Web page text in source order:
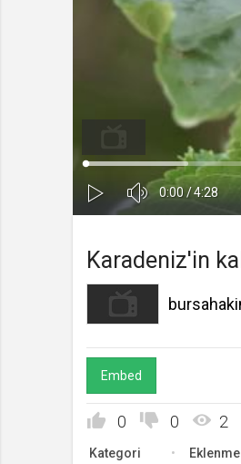
Oynat
Kapa
Süre
0:00/Toplam
4:28
Yüklendi:
Yükleniyor:
bursahakimiyet
Karadeniz'in
Embed
0 0 2
Kategori